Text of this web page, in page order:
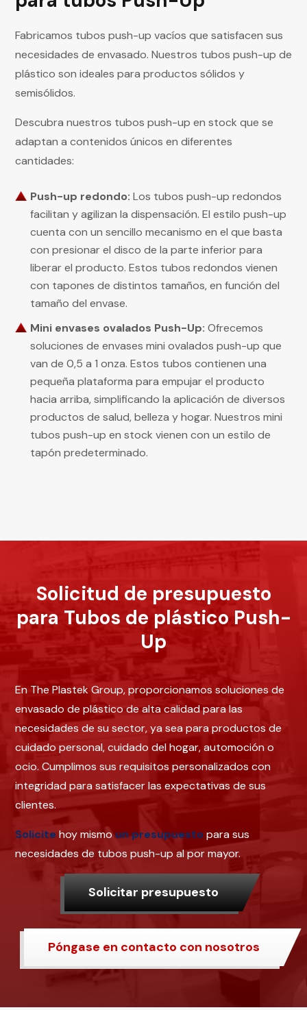
Fabricamos tubos push-up vacíos que satisfacen sus
necesidades de envasado. Nuestros tubos push-up de
plástico son ideales para productos sólidos y
semisólidos.
Descubra nuestros tubos push-up en stock que se
adaptan a contenidos únicos en diferentes
cantidades:
Push-up redondo: Los tubos push-up redondos
facilitan y agilizan la dispensación. El estilo push-up
cuenta con un sencillo mecanismo en el que basta
con presionar el disco de la parte inferior para
liberar el producto. Estos tubos redondos vienen
con tapones de distintos tamaños, en función del
tamaño del envase.
Mini envases ovalados Push-Up: Ofrecemos
soluciones de envases mini ovalados push-up que
van de 0,5 a 1 onza. Estos tubos contienen una
pequeña plataforma para empujar el producto
hacia arriba, simplificando la aplicación de diversos
productos de salud, belleza y hogar. Nuestros mini
tubos push-up en stock vienen con un estilo de
tapón predeterminado.
Solicitud de presupuesto
para Tubos de plástico Push-
Up
En The Plastek Group, proporcionamos soluciones de
envasado de plástico de alta calidad para las
necesidades de su sector, ya sea para productos de
cuidado personal, cuidado del hogar, automoción o
ocio. Cumplimos sus requisitos personalizados con
integridad para satisfacer las expectativas de sus
clientes.
Solicite hoy mismoun presupuesto para sus
necesidades de tubos push-up al por mayor.
Solicitar presupuesto
Póngase en contacto con nosotros